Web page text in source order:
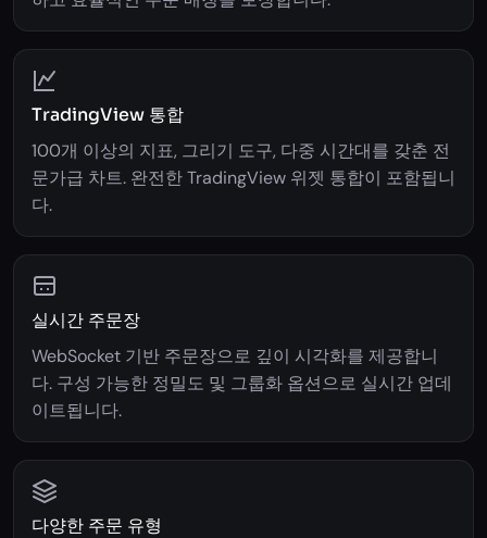
TradingView 통합
100개 이상의 지표, 그리기 도구, 다중 시간대를 갖춘 전
문가급 차트. 완전한 TradingView 위젯 통합이 포함됩니
다.
실시간 주문장
WebSocket 기반 주문장으로 깊이 시각화를 제공합니
다. 구성 가능한 정밀도 및 그룹화 옵션으로 실시간 업데
이트됩니다.
다양한 주문 유형